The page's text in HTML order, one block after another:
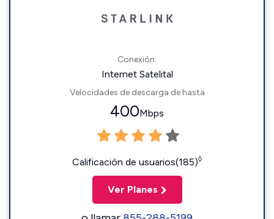
Conexión:
Internet Satelital
Velocidades de descarga de hasta
400Mbps
Calificación de usuarios(185)◊
Ver Planes